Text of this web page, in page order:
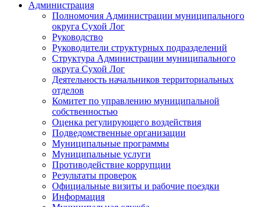
Администрация
Полномочия Администрации муниципального
округа Сухой Лог
Руководство
Руководители структурных подразделений
Структура Администрации муниципального
округа Сухой Лог
Деятельность начальников территориальных
отделов
Комитет по управлению муниципальной
собственностью
Оценка регулирующего воздействия
Подведомственные организации
Муниципальные программы
Муниципальные услуги
Противодействие коррупции
Результаты проверок
Официальные визиты и рабочие поездки
Информация